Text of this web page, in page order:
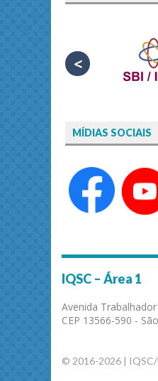
<
MÍDIAS SOCIAIS
IQSC – Área 1
Avenida
CEP 13566-590 -
© 2016-2026 | IQSC/